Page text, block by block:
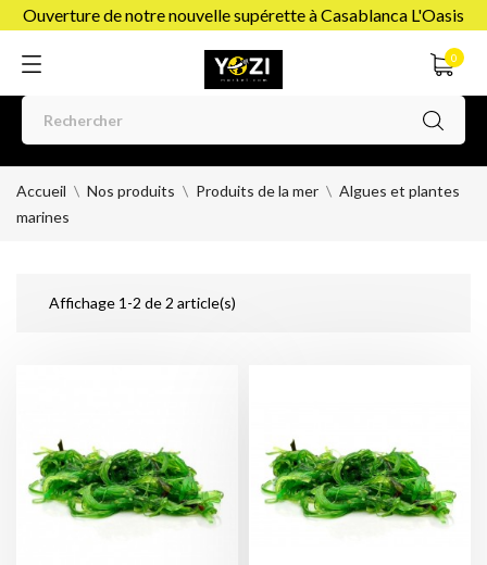
Ouverture de notre nouvelle supérette à Casablanca L'Oasis
0
Accueil Nos produits Produits de la mer
Algues et plantes
marines
Affichage 1-2 de 2 article(s)